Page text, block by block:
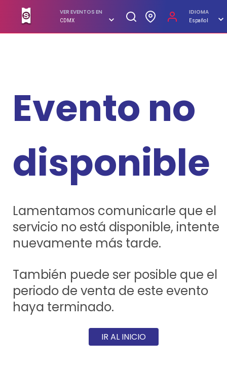
VER EVENTOS EN
CDMX
IDIOMA
Español
Evento no
disponible
Lamentamos comunicarle que el
servicio no está disponible, intente
nuevamente más tarde.
También puede ser posible que el
periodo de venta de este evento
haya terminado.
IR AL INICIO
SUPERBOLETOS. No hagas filas, compra en línea